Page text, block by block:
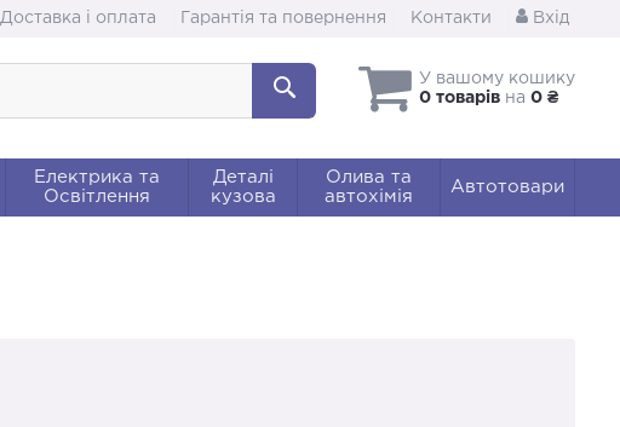
Доставка і оплата Гарантія та повернення Контакти Вхід
У вашому кошику
0 товарів на 0 ₴
Електрика та
Освітлення
Деталі
кузова
Олива та
автохімія
Автотовари